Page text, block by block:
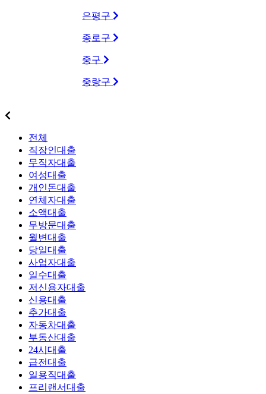
은평구
종로구
중구
중랑구
전체
직장인대출
무직자대출
여성대출
개인돈대출
연체자대출
소액대출
무방문대출
월변대출
당일대출
사업자대출
일수대출
저신용자대출
신용대출
추가대출
자동차대출
부동산대출
24시대출
급전대출
일용직대출
프리랜서대출